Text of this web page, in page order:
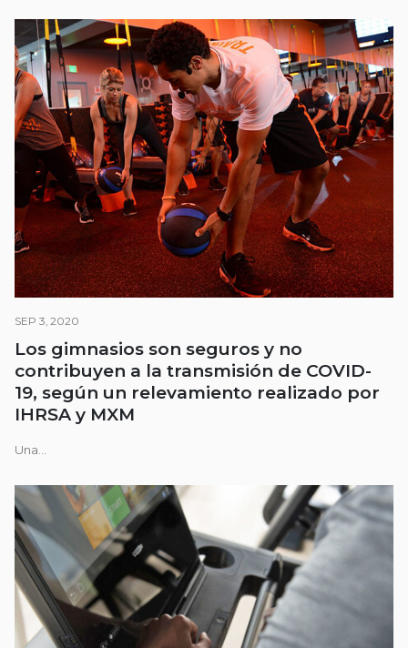
SEP 3, 2020
Los gimnasios son seguros y no
contribuyen a la transmisión de COVID-
19, según un relevamiento realizado por
IHRSA y MXM
Una...